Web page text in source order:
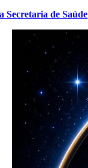
Secretaria de Saúde